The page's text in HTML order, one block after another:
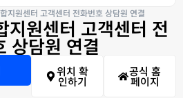
지원센터 고객센터 전화번호 상담원 연결
지원센터 고객센터 전
상담원 연결
위치 확
인하기
공식 홈
페이지